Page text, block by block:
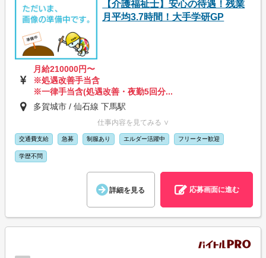
【介護福祉士】安心の待遇！残業
月平均3.7時間！大手学研GP
月給210000円〜
※処遇改善手当含
※一律手当含(処遇改善・夜勤5回分...
多賀城市 / 仙石線 下馬駅
仕事内容を見てみる ∨
交通費支給 急募 制服あり エルダー活躍中 フリーター歓迎
学歴不問
詳細を見る 応募画面に進む